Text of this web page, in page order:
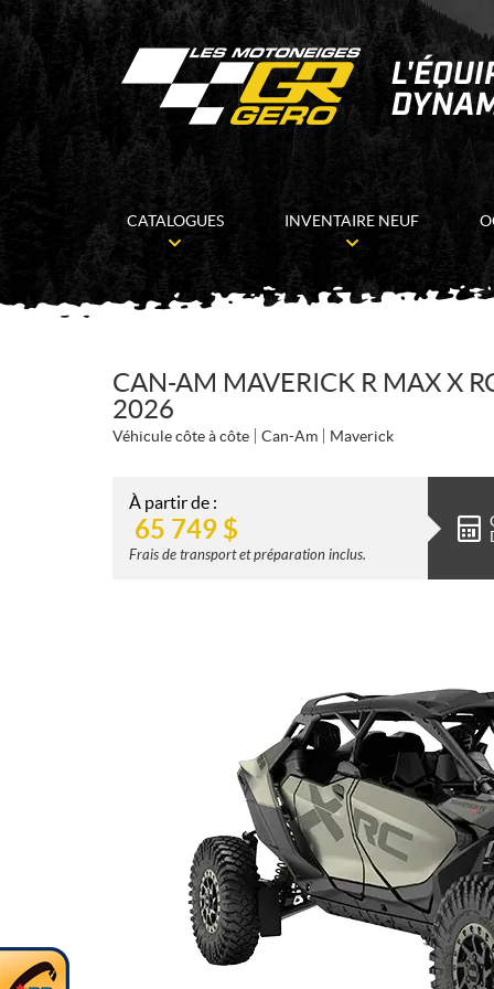
CATALOGUES INVENTAIRE NEUF
CAN-AM MAVERICK R MAX X
2026
Véhicule côte à côte Can-Am Maverick
À partir de :
65 749 $
Frais de transport et préparation inclus.